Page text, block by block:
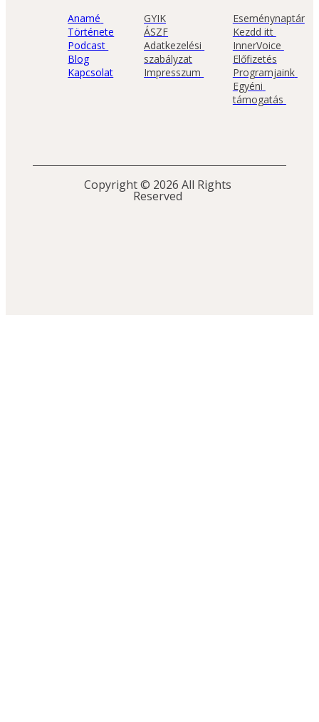
Anamé
Története
Podcast
Blog
Kapcsolat
GYIK
ÁSZF
Adatkezelési
szabályzat
Copyright © 2026 All Rights
Reserved
Eseménynaptár
Kezdd itt
InnerVoice
Előfizetés
Programjaink
Egyéni